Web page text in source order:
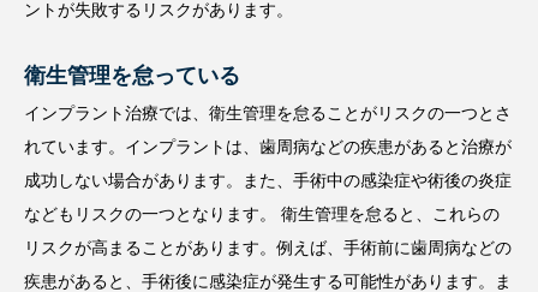
ントが失敗するリスクがあります。
衛生管理を怠っている
インプラント治療では、衛生管理を怠ることがリスクの一つとさ
れています。インプラントは、歯周病などの疾患があると治療が
成功しない場合があります。また、手術中の感染症や術後の炎症
などもリスクの一つとなります。 衛生管理を怠ると、これらの
リスクが高まることがあります。例えば、手術前に歯周病などの
疾患があると、手術後に感染症が発生する可能性があります。ま